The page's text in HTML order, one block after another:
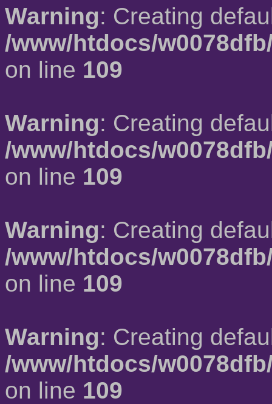
Warning: Creating
/www/htdocs/
on line 109
Warning: Creating
/www/htdocs/
on line 109
Warning: Creating
/www/htdocs/
on line 109
Warning: Creating
/www/htdocs/
on line 109